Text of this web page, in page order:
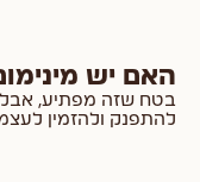
האם יש
בטח שזה מפתיע, אבל
להתפנק ולהזמין